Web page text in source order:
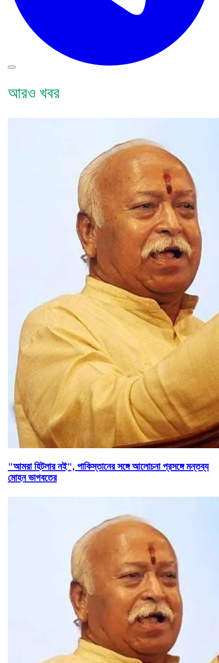
আরও খবর
"আমরা হিটলার নই", পাকিস্তানের সঙ্গে আলোচনা প্রসঙ্গে মন্তব্য
মোহন ভাগবতের